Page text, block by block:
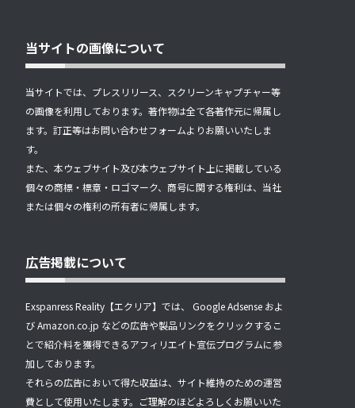
当サイトの画像について
当サイトでは、プレスリリース、スクリーンキャプチャー等
の画像を利用しております。著作物は全て各著作元に帰属し
ます。訂正等はお問い合わせフォームよりお願いいたしま
す。
また、本ウェブサイト及び本ウェブサイト上に掲載している
個々の商標・標章・ロゴマーク、商号に関する権利は、当社
または個々の権利の所有者に帰属します。
広告掲載について
Exspanress Reality【エクリア】では、 Google Adsense およ
び Amazon.co.jp などの広告や製品リンクをクリックするこ
とで紹介料を獲得できるアフィリエイト宣伝プログラムに参
加しております。
それらの広告において得た収益は、サイト維持のための運営
費として使用いたします。ご理解のほどよろしくお願いいた